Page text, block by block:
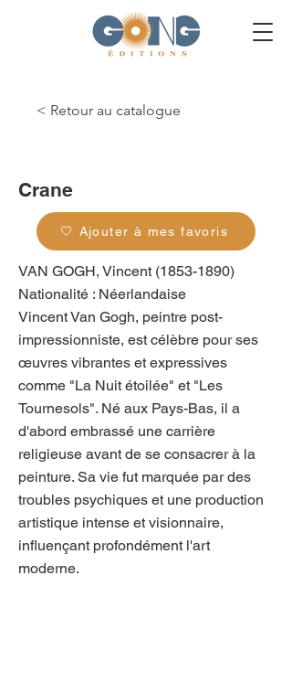
< Retour au catalogue
Crane
🤍 Ajouter à mes favoris
VAN GOGH, Vincent (1853-1890)
Nationalité : Néerlandaise
Vincent Van Gogh, peintre post-
impressionniste, est célèbre pour ses
œuvres vibrantes et expressives
comme "La Nuit étoilée" et "Les
Tournesols". Né aux Pays-Bas, il a
d'abord embrassé une carrière
religieuse avant de se consacrer à la
peinture. Sa vie fut marquée par des
troubles psychiques et une production
artistique intense et visionnaire,
influençant profondément l'art
moderne.